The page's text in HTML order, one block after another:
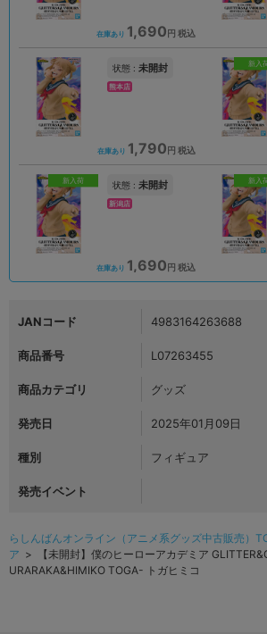
在庫あり 1,690 円 税込
状態 : 未開封
熊本店
在庫あり 1,790 円 税込
新入
新入荷 状態 : 未開封
新潟店
在庫あり 1,690 円 税込
新入
JANコード 4983164263688
商品番号 L07263455
商品カテゴリ グッズ
発売日 2025年01月09日
種別 フィギュア
発売イベント
らしんばんオンライン（アニメ系グッズ中古販売）
ア > 【未開封】僕のヒーローアカデミア
URARAKA&HIMIKO TOGA- トガヒミコ